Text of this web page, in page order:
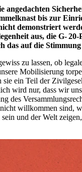
angedachten
bis zur
demonstriert
aus, die G-
das auf die Stimmung
zu lassen, ob
Mobilisierung
ein Teil der
wird nur, dass wir
des
willkommen sind,
und der Welt